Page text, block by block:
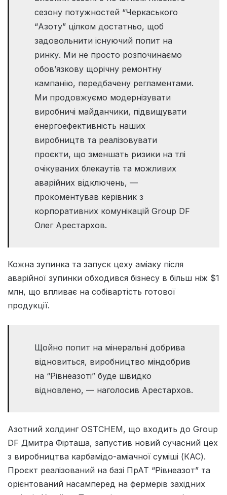
сезону потужностей “Черкаського
“Азоту” цілком достатньо, щоб
задовольнити існуючий попит на
ринку. Ми не просто розпочинаємо
обов’язкову щорічну ремонтну
кампанію, передбачену регламентами.
Ми продовжуємо модернізувати
виробничі майданчики, підвищувати
енергоефективність наших
виробництв та реалізовувати
проєкти, що зменшать ризики на тлі
очікуваних блекаутів та можливих
аварійних відключень, —
прокоментував керівник з
корпоративних комунікацій Group DF
Олег Арестархов.
Кожна зупинка та запуск цеху аміаку після
аварійної зупинки обходився бізнесу в більш ніж $1
млн, що впливає на собівартість готової
продукції.
Щойно попит на мінеральні добрива
відновиться, виробництво міндобрив
на “Рівнеазоті” буде швидко
відновлено, — наголосив Арестархов.
Азотний холдинг OSTCHEM, що входить до Group
DF Дмитра Фірташа, запустив новий сучасний цех
з виробництва карбамідо-аміачної суміші (КАС).
Проєкт реалізований на базі ПрАТ “Рівнеазот” та
орієнтований насамперед на фермерів західних